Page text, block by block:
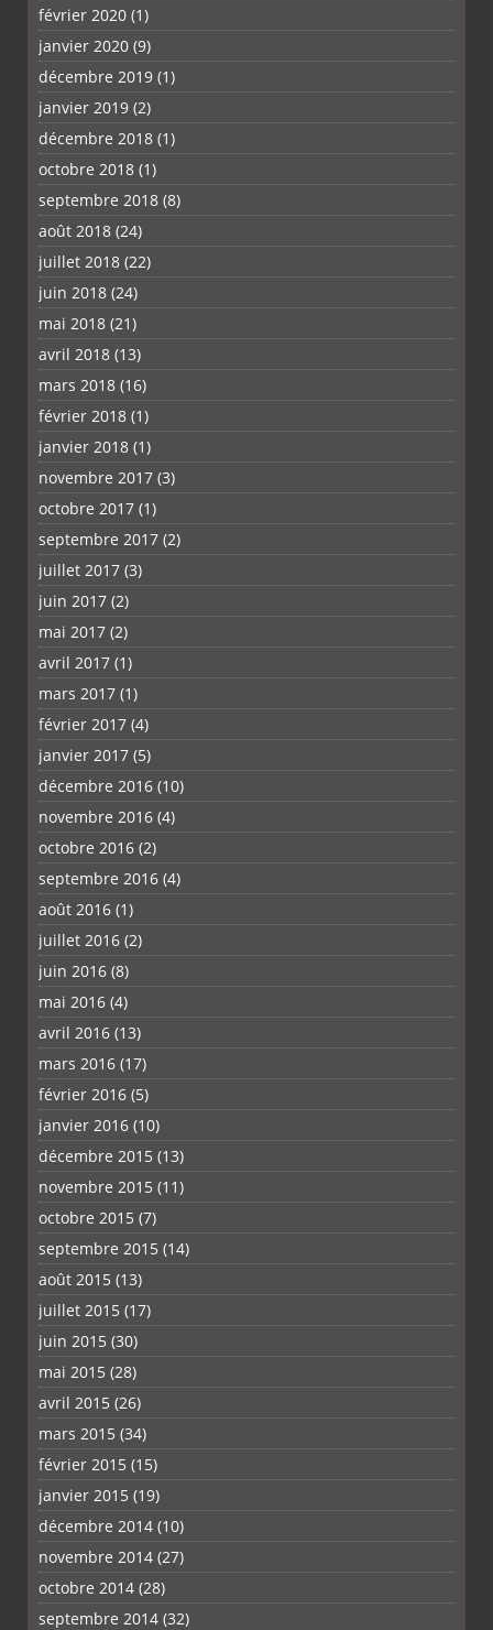
février 2020 (1)
janvier 2020 (9)
décembre 2019 (1)
janvier 2019 (2)
décembre 2018 (1)
octobre 2018 (1)
septembre 2018 (8)
août 2018 (24)
juillet 2018 (22)
juin 2018 (24)
mai 2018 (21)
avril 2018 (13)
mars 2018 (16)
février 2018 (1)
janvier 2018 (1)
novembre 2017 (3)
octobre 2017 (1)
septembre 2017 (2)
juillet 2017 (3)
juin 2017 (2)
mai 2017 (2)
avril 2017 (1)
mars 2017 (1)
février 2017 (4)
janvier 2017 (5)
décembre 2016 (10)
novembre 2016 (4)
octobre 2016 (2)
septembre 2016 (4)
août 2016 (1)
juillet 2016 (2)
juin 2016 (8)
mai 2016 (4)
avril 2016 (13)
mars 2016 (17)
février 2016 (5)
janvier 2016 (10)
décembre 2015 (13)
novembre 2015 (11)
octobre 2015 (7)
septembre 2015 (14)
août 2015 (13)
juillet 2015 (17)
juin 2015 (30)
mai 2015 (28)
avril 2015 (26)
mars 2015 (34)
février 2015 (15)
janvier 2015 (19)
décembre 2014 (10)
novembre 2014 (27)
octobre 2014 (28)
septembre 2014 (32)